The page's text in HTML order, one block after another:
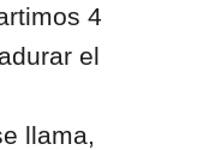
4
el
llama,